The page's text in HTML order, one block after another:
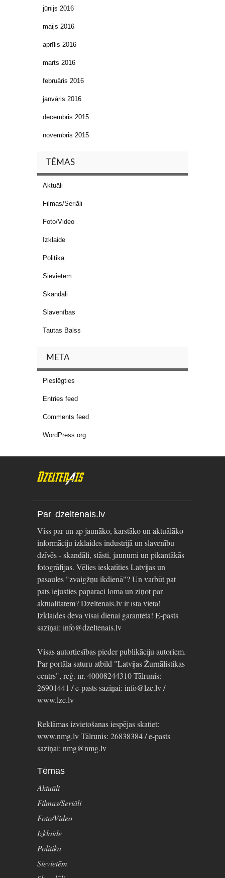
jūnijs 2016
maijs 2016
aprīlis 2016
marts 2016
februāris 2016
janvāris 2016
decembris 2015
novembris 2015
TĒMAS
Aktuāli
Filmas/Seriāli
Foto/Video
Izklaide
Politika
Sievietēm
Skandāli
Slavenības
Tautas Balss
META
Pieslēgties
Entries feed
Comments feed
WordPress.org
Par dzeltenais.lv
Viss par un ap jaunāko, karstāko un aktuālāko
informāciju izklaides industrijā un slavenību
dzīvēs - skandāli, stāsti, jaunumi un pikantākās
fotogrāfijas. Vēlies ieskatīties Latvijas un
pasaules "zvaigžņu ikdienā"? Un varbūt pat
pats iejusties paparaci lomā un ziņot par
aktualitātēm? Dzeltenais.lv ir īstā vieta!
Izklaides deva visai dienai garantēta! E-pasts
saziņai: info@dzeltenais.lv
Visas autortiesības pieder publikāciju autoriem.
Par portāla saturu atbild "Latvijas Žurnālistikas
centrs", reģ. nr. 40008244310 Tālrunis:
26901441 / e-pasts saziņai: info@lzc.lv /
www.lzc.lv
Reklāmas izvietošanas iespējas skatiet:
www.nmg.lv Tālrunis: 26838384 / e-pasts
saziņai: nmg@nmg.lv
Tēmas
Aktuāli
Filmas/Seriāli
Foto/Video
Izklaide
Politika
Sievietēm